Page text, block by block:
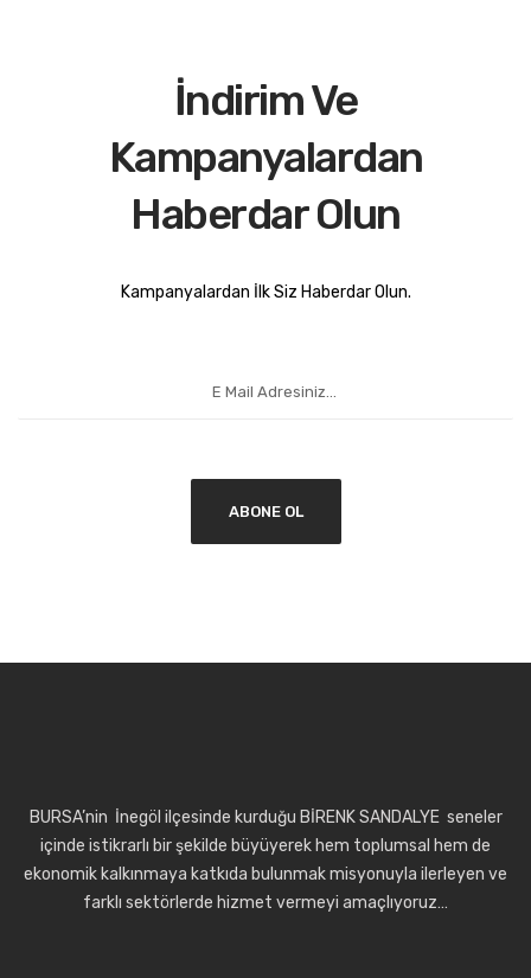
İndirim Ve
Kampanyalardan
Haberdar Olun
Kampanyalardan İlk Siz Haberdar Olun.
BURSA’nin İnegöl ilçesinde kurduğu BİRENK SANDALYE seneler
içinde istikrarlı bir şekilde büyüyerek hem toplumsal hem de
ekonomik kalkınmaya katkıda bulunmak misyonuyla ilerleyen ve
farklı sektörlerde hizmet vermeyi amaçlıyoruz…